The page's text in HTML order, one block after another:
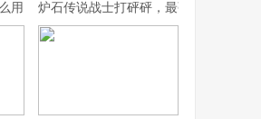
用？从安装到配置
炉石传说战士打砰砰，最强战术揭秘